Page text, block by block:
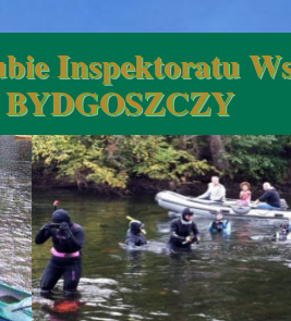
Inspektoratu